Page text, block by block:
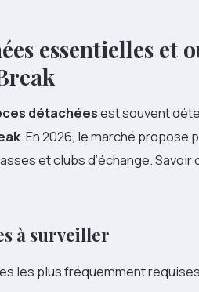
essentielles et
détachéesest souvent
. En 2026, le marché
et clubs d’échange.
à surveiller
les plus fréquemment